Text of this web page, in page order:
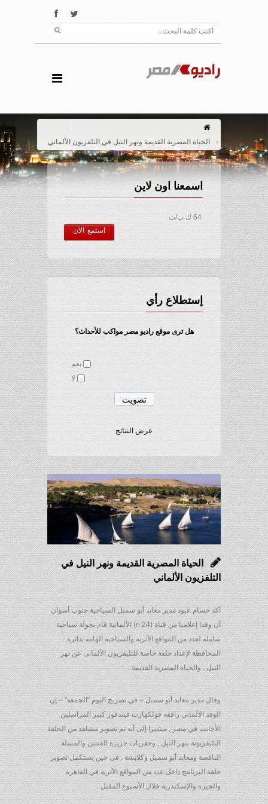
الحياة المصرية القديمة ونهر النيل في التلفزيون الألماني
اسمعنا اون لاين
64 ك ب/ث
استمع الآن
إستطلاع رأي
هل ترى موقع راديو مصر مواكب للأحداث؟
نعم
لا
عرض النتائج
الحياة المصرية القديمة ونهر النيل في
التلفزيون الألماني
أكد حسام عبود مدير معابد أبو سمبل السياحية جنوب أسوان
أن وفدا إعلاميا من قناة (n 24) الألمانية قام بجولة سياحية
شاملة لعدد من المواقع الآثرية والسياحية الهامة بدائرة
المحافظة لإعداد حلقة خاصة للتليفزيون الألمانى عن نهر
النيل , والحياة المصرية القديمة .
وقال مدير معابد أبو سمبل – في تصريح اليوم “الجمعة” – إن
الوفد الألماني رافقه فولكهارت فيندفور كبير المراسلين
الأجانب في مصر , مشيرا إلى أنه تم تصوير مشاهد من الحلقة
التليفزيونة بنهر النيل , وحفريات جزيرة الفنتين والمسلة
الناقصة ومعابد أبو سمبل وكلابشة , فى حين يستكمل تصوير
حلقة البرنامج داخل عدد من المواقع الآثرية في القاهرة
والجيزة والإسكندرية خلال الأسبوع المقبل .